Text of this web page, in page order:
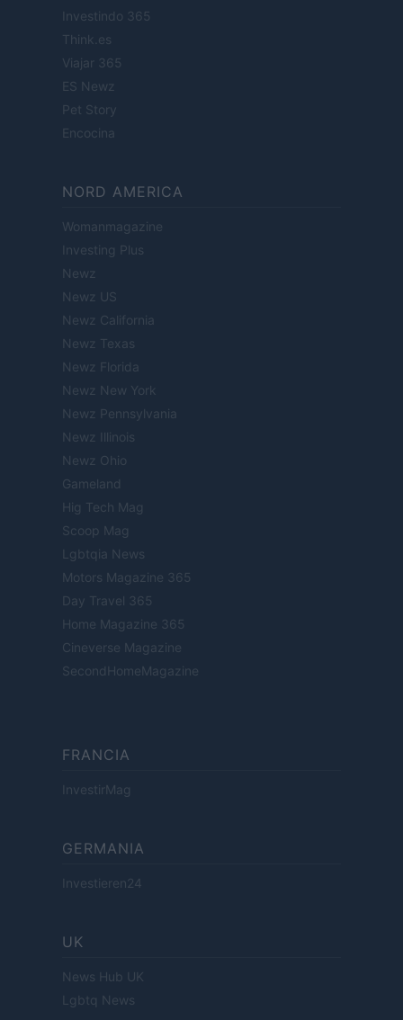
Investindo 365
Think.es
Viajar 365
ES Newz
Pet Story
Encocina
NORD AMERICA
Womanmagazine
Investing Plus
Newz
Newz US
Newz California
Newz Texas
Newz Florida
Newz New York
Newz Pennsylvania
Newz Illinois
Newz Ohio
Gameland
Hig Tech Mag
Scoop Mag
Lgbtqia News
Motors Magazine 365
Day Travel 365
Home Magazine 365
Cineverse Magazine
SecondHomeMagazine
FRANCIA
InvestirMag
GERMANIA
Investieren24
UK
News Hub UK
Lgbtq News